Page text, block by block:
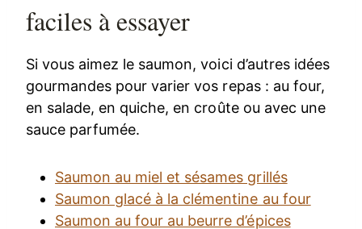
faciles à essayer
Si vous aimez le saumon, voici d’autres idées
gourmandes pour varier vos repas : au four,
en salade, en quiche, en croûte ou avec une
sauce parfumée.
Saumon au miel et sésames grillés
Saumon glacé à la clémentine au four
Saumon au four au beurre d’épices